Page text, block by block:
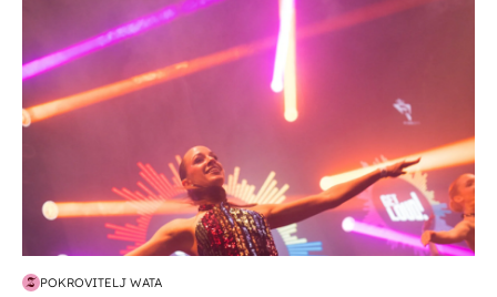
POKROVITELJ WATA